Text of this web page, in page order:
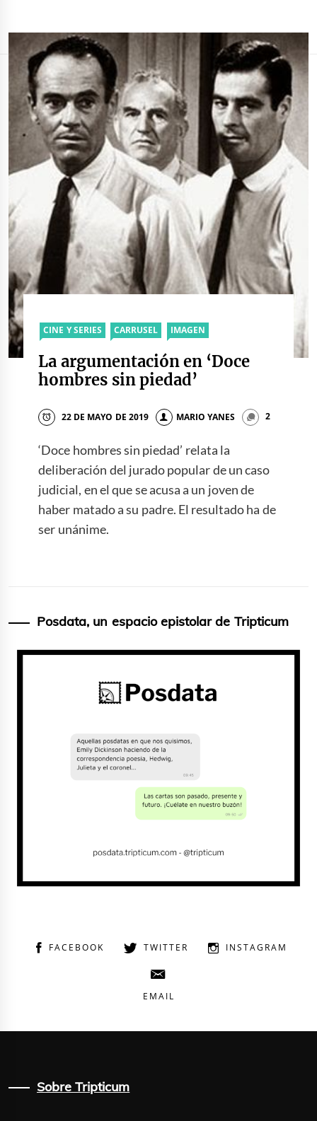
CINE Y SERIES CARRUSEL IMAGEN
La argumentación en ‘Doce
hombres sin piedad’
22 DE MAYO DE 2019 MARIO YANES 2
‘Doce hombres sin piedad’ relata la
deliberación del jurado popular de un caso
judicial, en el que se acusa a un joven de
haber matado a su padre. El resultado ha de
ser unánime.
Posdata, un espacio epistolar de Tripticum
FACEBOOK TWITTER INSTAGRAM
EMAIL
Sobre Tripticum